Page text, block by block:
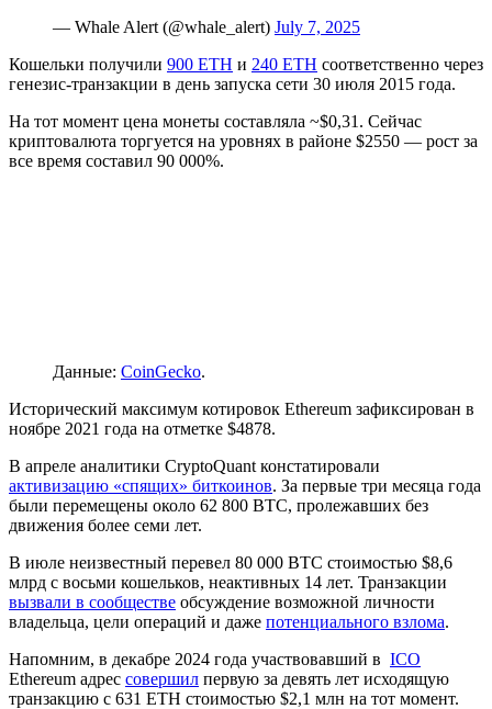
— Whale Alert (@whale_alert) July 7, 2025
Кошельки получили 900 ETH и 240 ETH соответственно через
генезис-транзакции в день запуска сети 30 июля 2015 года.
На тот момент цена монеты составляла ~$0,31. Сейчас
криптовалюта торгуется на уровнях в районе $2550 — рост за
все время составил 90 000%.
Данные: CoinGecko.
Исторический максимум котировок Ethereum зафиксирован в
ноябре 2021 года на отметке $4878.
В апреле аналитики CryptoQuant констатировали
активизацию «спящих» биткоинов. За первые три месяца года
были перемещены около 62 800 BTC, пролежавших без
движения более семи лет.
В июле неизвестный перевел 80 000 BTC стоимостью $8,6
млрд с восьми кошельков, неактивных 14 лет. Транзакции
вызвали в сообществе обсуждение возможной личности
владельца, цели операций и даже потенциального взлома.
Напомним, в декабре 2024 года участвовавший в ICO
Ethereum адрес совершил первую за девять лет исходящую
транзакцию с 631 ETH стоимостью $2,1 млн на тот момент.